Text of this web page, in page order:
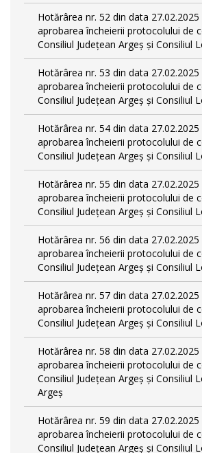
Hotărârea nr. 52 din data
aprobarea încheierii protocolului de
Consiliul Județean Argeș și Consiliul
Hotărârea nr. 53 din data
aprobarea încheierii protocolului de
Consiliul Județean Argeș și Consiliul
Hotărârea nr. 54 din data
aprobarea încheierii protocolului de
Consiliul Județean Argeș și Consiliul
Hotărârea nr. 55 din data
aprobarea încheierii protocolului de
Consiliul Județean Argeș și Consiliul
Hotărârea nr. 56 din data
aprobarea încheierii protocolului de
Consiliul Județean Argeș și Consiliul
Hotărârea nr. 57 din data
aprobarea încheierii protocolului de
Consiliul Județean Argeș și Consiliul
Hotărârea nr. 58 din data
aprobarea încheierii protocolului de
Consiliul Județean Argeș și Consiliul
Argeș
Hotărârea nr. 59 din data
aprobarea încheierii protocolului de
Consiliul Județean Argeș și Consiliul